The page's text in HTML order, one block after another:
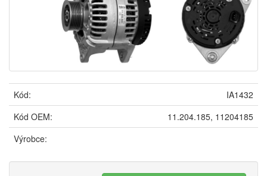
Kód:
IA1432
Kód OEM:
11.204.185, 11204185
Výrobce: